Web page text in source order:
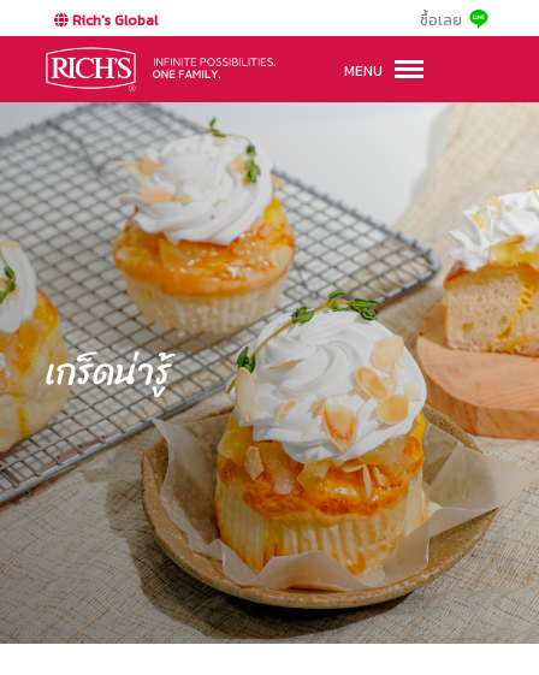
Rich's Global ซื้อเลย
MENU
เกร็ดน่ารู้